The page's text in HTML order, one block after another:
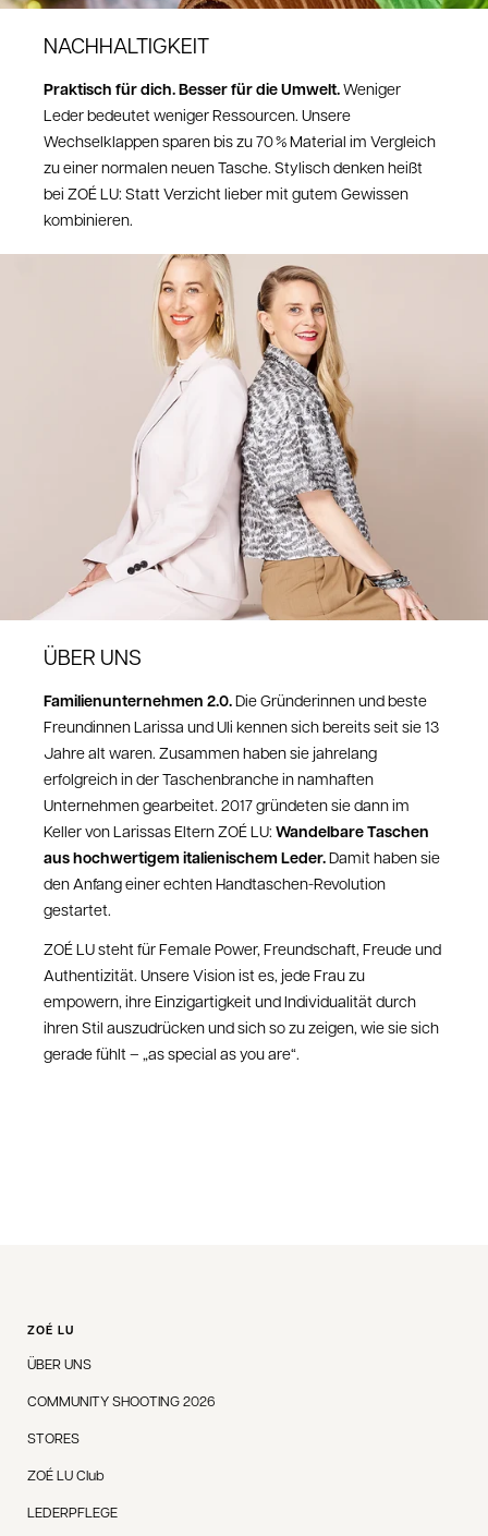
NACHHALTIGKEIT
Praktisch für dich. Besser für die Umwelt.Weniger
Leder bedeutet weniger Ressourcen. Unsere
Wechselklappen sparen bis zu 70 % Material im Vergleich
zu einer normalen neuen Tasche. Stylisch denken heißt
bei ZOÉ LU: Statt Verzicht lieber mit gutem Gewissen
kombinieren.
ÜBER UNS
Familienunternehmen 2.0.Die Gründerinnen und beste
Freundinnen Larissa und Uli kennen sich bereits seit sie 13
Jahre alt waren. Zusammen haben sie jahrelang
erfolgreich in der Taschenbranche in namhaften
Unternehmen gearbeitet. 2017 gründeten sie dann im
Keller von Larissas Eltern ZOÉ LU:Wandelbare Taschen
aus hochwertigem italienischem Leder.Damit haben sie
den Anfang einer echten Handtaschen-Revolution
gestartet.
ZOÉ LU steht für Female Power, Freundschaft, Freude und
Authentizität. Unsere Vision ist es, jede Frau zu
empowern, ihre Einzigartigkeit und Individualität durch
ihren Stil auszudrücken und sich so zu zeigen, wie sie sich
gerade fühlt – „as special as you are“.
ZOÉ LU
ÜBER UNS
COMMUNITY SHOOTING 2026
STORES
ZOÉ LU Club
LEDERPFLEGE